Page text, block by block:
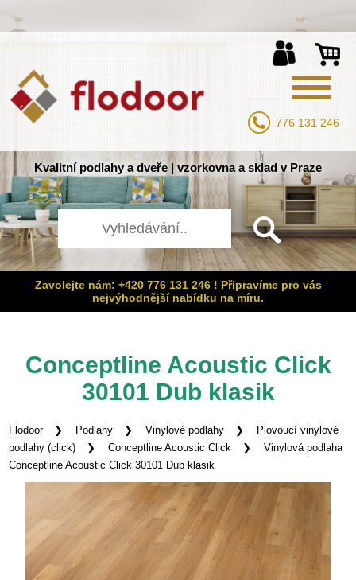
776 131 246
Kvalitní podlahyadveře| vzorkovna a sklad v Praze
Zavolejte nám: +420 776 131 246 ! Připravíme pro vás
nejvýhodnější nabídku na míru.
Conceptline Acoustic Click
30101 Dub klasik
Flodoor Podlahy Vinylové podlahy
Plovoucí vinylové
podlahy (click)
Conceptline Acoustic Click
Vinylová podlaha
Conceptline Acoustic Click 30101 Dub klasik